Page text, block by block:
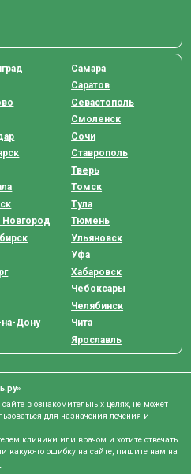
Новгород
на-Дону
Самара
Саратов
Севастополь
Смоленск
Сочи
Ставрополь
Тверь
Томск
Тула
Тюмень
Ульяновск
Уфа
Хабаровск
Чебоксары
Челябинск
Чита
Ярославль
в ознакомительных целях, не может
для назначения лечения и
клиники или врачом и хотите отвечать
какую-то ошибку на сайте, пишите нам на